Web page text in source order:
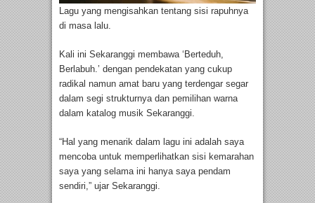
Lagu yang mengisahkan tentang sisi rapuhnya
di masa lalu.
Kali ini Sekaranggi membawa ‘Berteduh,
Berlabuh.’ dengan pendekatan yang cukup
radikal namun amat baru yang terdengar segar
dalam segi strukturnya dan pemilihan warna
dalam katalog musik Sekaranggi.
“Hal yang menarik dalam lagu ini adalah saya
mencoba untuk memperlihatkan sisi kemarahan
saya yang selama ini hanya saya pendam
sendiri,” ujar Sekaranggi.